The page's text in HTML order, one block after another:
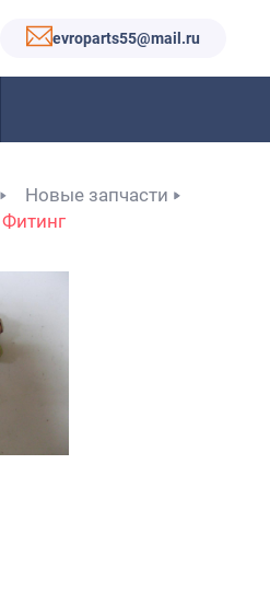
evroparts55@mail.ru
Новые запчасти